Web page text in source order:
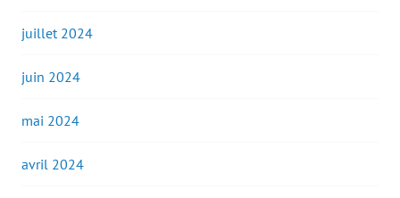
juillet 2024
juin 2024
mai 2024
avril 2024